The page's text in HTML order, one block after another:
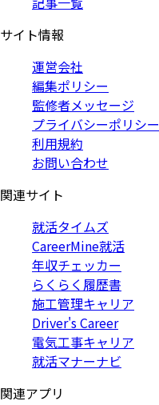
サイト情報
運営会社
編集ポリシー
監修者メッセージ
プライバシーポリシー
利用規約
お問い合わせ
関連サイト
就活タイムズ
CareerMine就活
年収チェッカー
らくらく履歴書
施工管理キャリア
Driver's Career
電気工事キャリア
就活マナーナビ
関連アプリ